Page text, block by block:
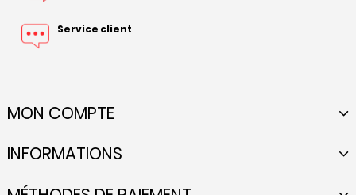
Service client
MON COMPTE
INFORMATIONS